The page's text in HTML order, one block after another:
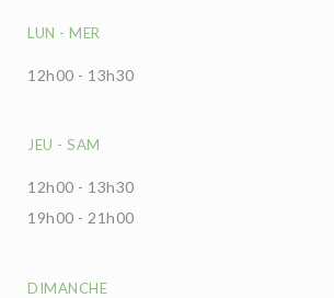
LUN - MER
12h00 - 13h30
JEU - SAM
12h00 - 13h30
19h00 - 21h00
DIMANCHE